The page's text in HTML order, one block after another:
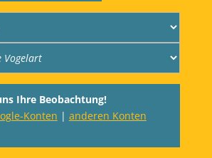
Ihre Beobachtung!
Konten | anderen Konten